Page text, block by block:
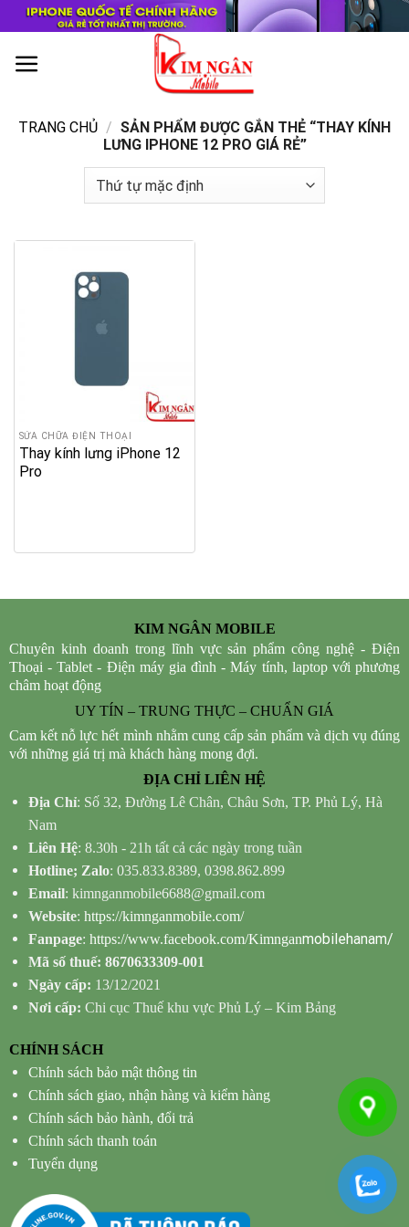
Skip
to
content
TRANG CHỦ / SẢN PHẨM ĐƯỢC GẮN THẺ “THAY KÍNH
LƯNG IPHONE 12 PRO GIÁ RẺ”
SỬA CHỮA ĐIỆN THOẠI
Thay kính lưng iPhone 12
Pro
KIM NGÂN MOBILE
Chuyên kinh doanh trong lĩnh vực sản phẩm công nghệ - Điện
Thoại - Tablet - Điện máy gia đình - Máy tính, laptop với phương
châm hoạt động
UY TÍN – TRUNG THỰC – CHUẨN GIÁ
Cam kết nỗ lực hết mình nhằm cung cấp sản phẩm và dịch vụ đúng
với những giá trị mà khách hàng mong đợi.
ĐỊA CHỈ LIÊN HỆ
Địa Chỉ: Số 32, Đường Lê Chân, Châu Sơn, TP. Phủ Lý, Hà
Nam
Liên Hệ: 8.30h - 21h tất cả các ngày trong tuần
Hotline; Zalo: 035.833.8389, 0398.862.899
Email: kimnganmobile6688@gmail.com
Website: https://kimnganmobile.com/
Fanpage: https://www.facebook.com/Kimnganmobilehanam/
Mã số thuế: 8670633309-001
Ngày cấp: 13/12/2021
Nơi cấp: Chi cục Thuế khu vực Phủ Lý – Kim Bảng
CHÍNH SÁCH
Chính sách bảo mật thông tin
Chính sách giao, nhận hàng và kiểm hàng
Chính sách bảo hành, đổi trả
Chính sách thanh toán
Tuyển dụng